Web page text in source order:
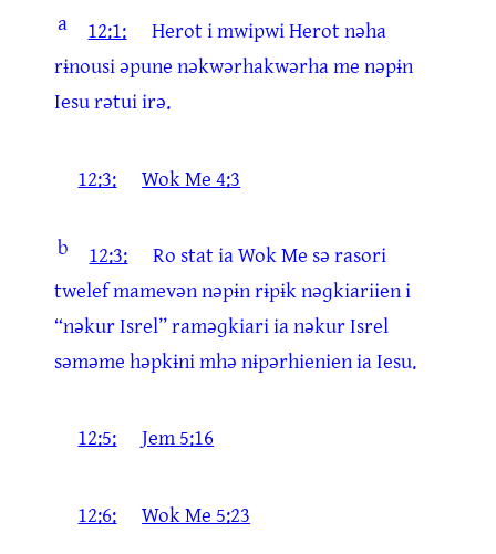
a 12:1:
Herot i mwipwi Herot nəha
rɨnousi əpune nəkwərhakwərha me nəpɨn
Iesu rətui irə.
12:3: Wok Me 4:3
b 12:3:
Ro stat ia Wok Me sə rasori
twelef mamevən nəpɨn rɨpɨk nəɡkiariien i
“nəkur Isrel” raməɡkiari ia nəkur Isrel
səməme həpkɨni mhə nɨpərhienien ia Iesu.
12:5: Jem 5:16
12:6: Wok Me 5:23